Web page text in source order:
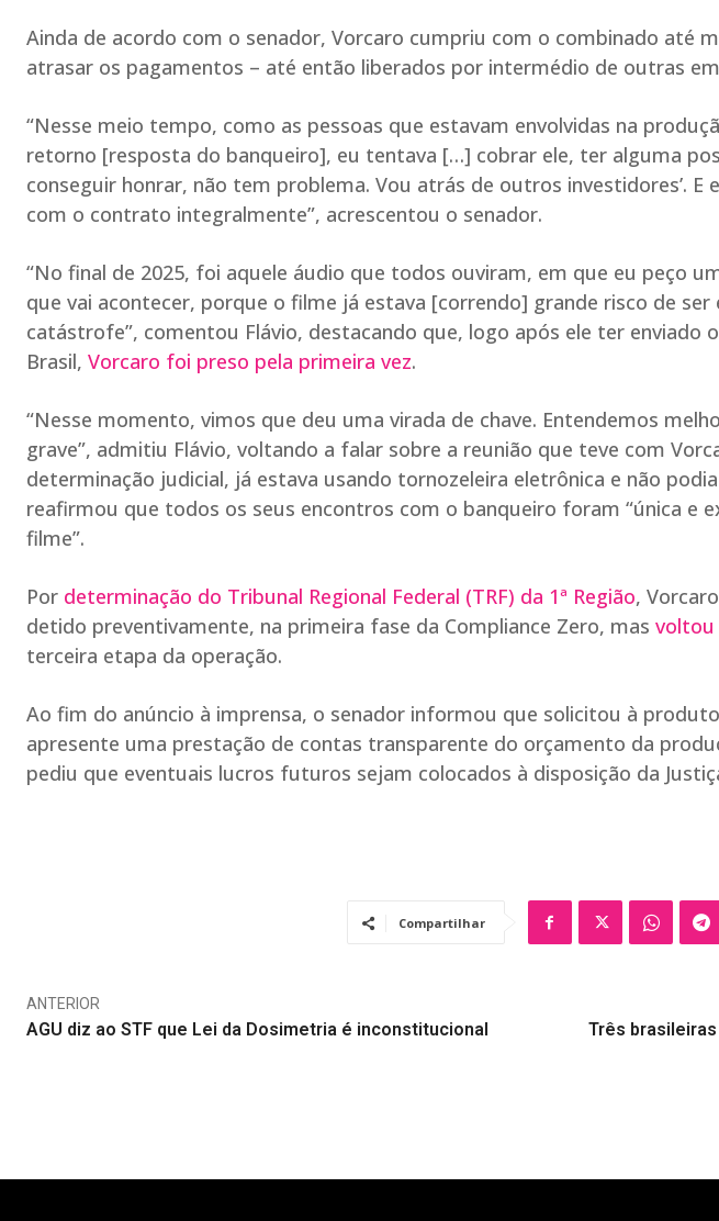
Ainda de acordo com o senador, Vorcaro cumpriu com o combinado até
atrasar os pagamentos – até então liberados por intermédio de outras
“Nesse meio tempo, como as pessoas que estavam envolvidas na
retorno [resposta do banqueiro], eu tentava […] cobrar ele, ter alguma
conseguir honrar, não tem problema. Vou atrás de outros investidores’. E
com o contrato integralmente”, acrescentou o senador.
“No final de 2025, foi aquele áudio que todos ouviram, em que eu peço
que vai acontecer, porque o filme já estava [correndo] grande risco de
catástrofe”, comentou Flávio, destacando que, logo após ele ter enviado
Brasil, Vorcaro foi preso pela primeira vez.
“Nesse momento, vimos que deu uma virada de chave. Entendemos
grave”, admitiu Flávio, voltando a falar sobre a reunião que teve com
determinação judicial, já estava usando tornozeleira eletrônica e não
reafirmou que todos os seus encontros com o banqueiro foram “única e
filme”.
Por determinação do Tribunal Regional Federal (TRF) da 1ª Região,
detido preventivamente, na primeira fase da Compliance Zero, mas voltou
terceira etapa da operação.
Ao fim do anúncio à imprensa, o senador informou que solicitou à
apresente uma prestação de contas transparente do orçamento da
pediu que eventuais lucros futuros sejam colocados à disposição da
Compartilhar
ANTERIOR
AGU diz ao STF que Lei da Dosimetria é inconstitucional
Três